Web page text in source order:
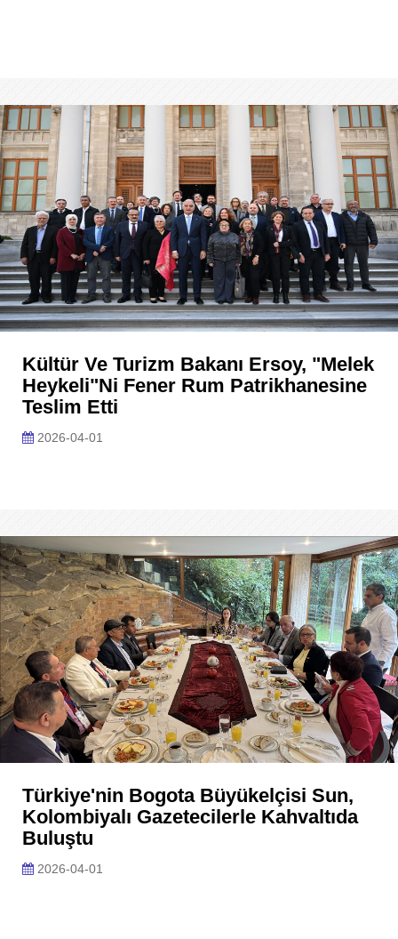
Kültür Ve Turizm Bakanı Ersoy, "Melek
Heykeli"ni Fener Rum Patrikhanesine
Teslim Etti
2026-04-01
Türkiye'nin Bogota Büyükelçisi Sun,
Kolombiyalı Gazetecilerle Kahvaltıda
Buluştu
2026-04-01